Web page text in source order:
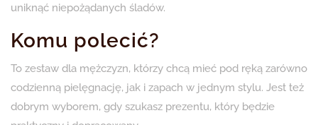
uniknąć niepożądanych śladów.
Komu polecić?
To zestaw dla mężczyzn, którzy chcą mieć pod ręką zarówno
codzienną pielęgnację, jak i zapach w jednym stylu. Jest też
dobrym wyborem, gdy szukasz prezentu, który będzie